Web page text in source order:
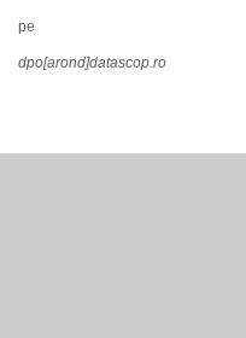
pe
dpo[arond]datascop.ro